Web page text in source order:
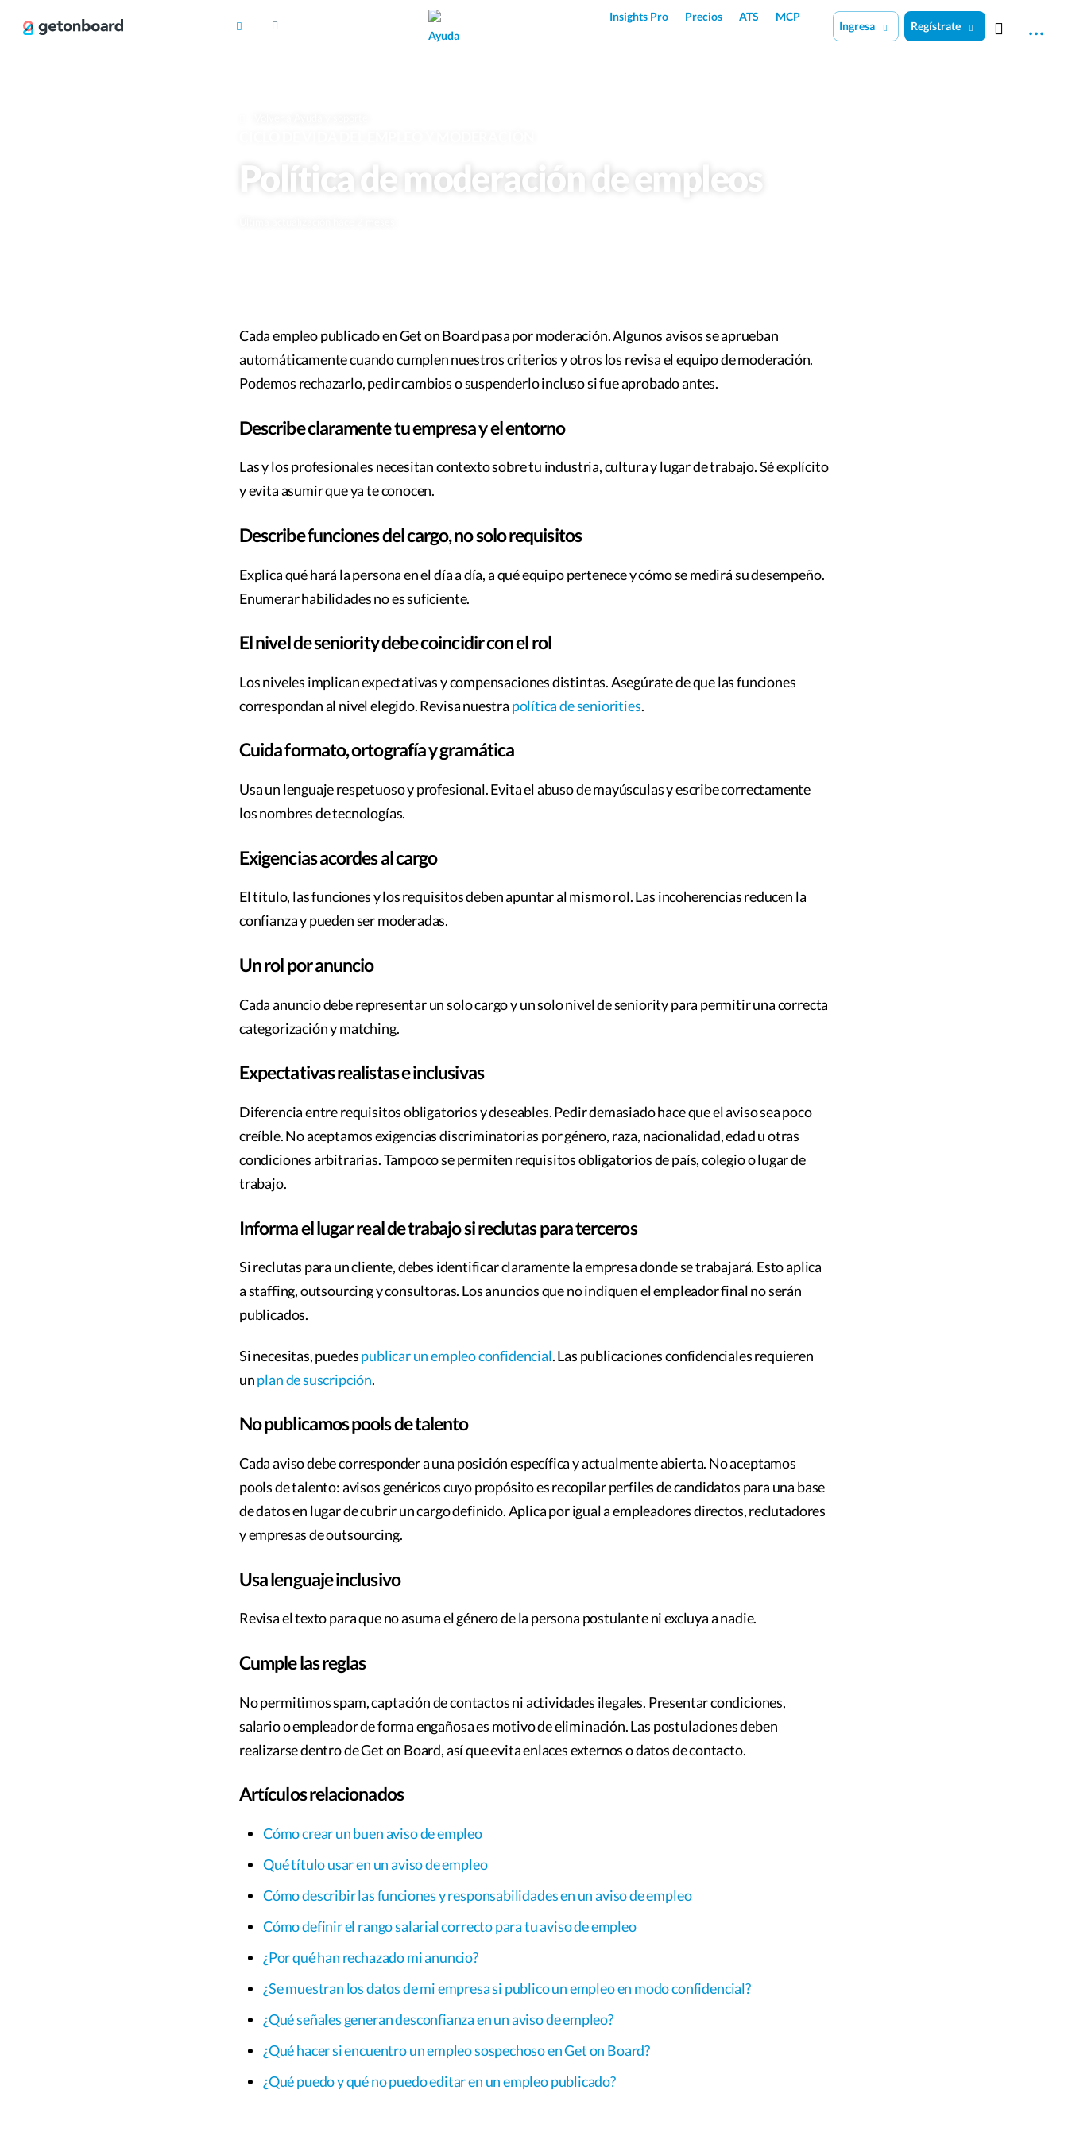
Insights Pro Precios ATS
MCP
Ayuda
Ingresa Regístrate
Política de moderación de empleos
Cada empleo publicado en Get on Board pasa por moderación. Algunos avisos se aprueban
automáticamente cuando cumplen nuestros criterios y otros los revisa el equipo de moderación.
Podemos rechazarlo, pedir cambios o suspenderlo incluso si fue aprobado antes.
Describe claramente tu empresa y el entorno
Las y los profesionales necesitan contexto sobre tu industria, cultura y lugar de trabajo. Sé explícito
y evita asumir que ya te conocen.
Describe funciones del cargo, no solo requisitos
Explica qué hará la persona en el día a día, a qué equipo pertenece y cómo se medirá su desempeño.
Enumerar habilidades no es suficiente.
El nivel de seniority debe coincidir con el rol
Los niveles implican expectativas y compensaciones distintas. Asegúrate de que las funciones
correspondan al nivel elegido. Revisa nuestra política de seniorities.
Cuida formato, ortografía y gramática
Usa un lenguaje respetuoso y profesional. Evita el abuso de mayúsculas y escribe correctamente
los nombres de tecnologías.
Exigencias acordes al cargo
El título, las funciones y los requisitos deben apuntar al mismo rol. Las incoherencias reducen la
confianza y pueden ser moderadas.
Un rol por anuncio
Cada anuncio debe representar un solo cargo y un solo nivel de seniority para permitir una correcta
categorización y matching.
Expectativas realistas e inclusivas
Diferencia entre requisitos obligatorios y deseables. Pedir demasiado hace que el aviso sea poco
creíble. No aceptamos exigencias discriminatorias por género, raza, nacionalidad, edad u otras
condiciones arbitrarias. Tampoco se permiten requisitos obligatorios de país, colegio o lugar de
trabajo.
Informa el lugar real de trabajo si reclutas para terceros
Si reclutas para un cliente, debes identificar claramente la empresa donde se trabajará. Esto aplica
a staffing, outsourcing y consultoras. Los anuncios que no indiquen el empleador final no serán
publicados.
Si necesitas, puedespublicar un empleo confidencial. Las publicaciones confidenciales requieren
unplan de suscripción.
No publicamos pools de talento
Cada aviso debe corresponder a una posición específica y actualmente abierta. No aceptamos
pools de talento: avisos genéricos cuyo propósito es recopilar perfiles de candidatos para una base
de datos en lugar de cubrir un cargo definido. Aplica por igual a empleadores directos, reclutadores
y empresas de outsourcing.
Usa lenguaje inclusivo
Revisa el texto para que no asuma el género de la persona postulante ni excluya a nadie.
Cumple las reglas
No permitimos spam, captación de contactos ni actividades ilegales. Presentar condiciones,
salario o empleador de forma engañosa es motivo de eliminación. Las postulaciones deben
realizarse dentro de Get on Board, así que evita enlaces externos o datos de contacto.
Artículos relacionados
Cómo crear un buen aviso de empleo
Qué título usar en un aviso de empleo
Cómo describir las funciones y responsabilidades en un aviso de empleo
Cómo definir el rango salarial correcto para tu aviso de empleo
¿Por qué han rechazado mi anuncio?
¿Se muestran los datos de mi empresa si publico un empleo en modo confidencial?
¿Qué señales generan desconfianza en un aviso de empleo?
¿Qué hacer si encuentro un empleo sospechoso en Get on Board?
¿Qué puedo y qué no puedo editar en un empleo publicado?